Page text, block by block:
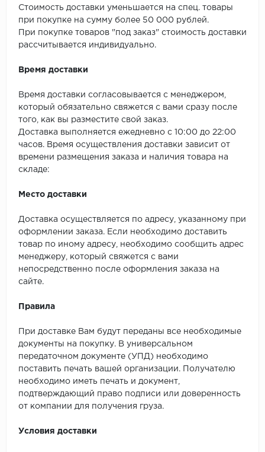
Wonderful Vinyl
Стоимость доставки уменьшается на спец. товары
при покупке на сумму более 50 000 рублей.
При покупке товаров "под заказ" стоимость доставки
рассчитывается индивидуально.
Время доставки
Время доставки согласовывается с менеджером,
который обязательно свяжется с вами сразу после
того, как вы разместите свой заказ.
Доставка выполняется ежедневно с 10:00 до 22:00
часов. Время осуществления доставки зависит от
времени размещения заказа и наличия товара на
складе:
Место доставки
Доставка осуществляется по адресу, указанному при
оформлении заказа. Если необходимо доставить
товар по иному адресу, необходимо сообщить адрес
менеджеру, который свяжется с вами
непосредственно после оформления заказа на
сайте.
Правила
При доставке Вам будут переданы все необходимые
документы на покупку. В универсальном
передаточном документе (УПД) необходимо
поставить печать вашей организации. Получателю
необходимо иметь печать и документ,
подтверждающий право подписи или доверенность
от компании для получения груза.
Условия доставки